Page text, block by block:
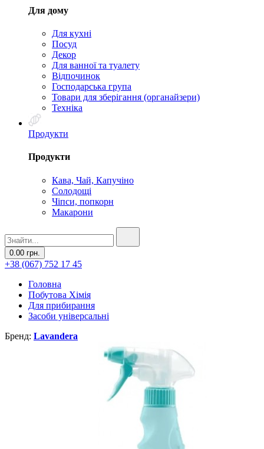
Для дому
Для кухні
Посуд
Декор
Для ванної та туалету
Відпочинок
Господарська група
Товари для зберігання (органайзери)
Техніка
Продукти
Продукти
Кава, Чай, Капучіно
Солодощі
Чіпси, попкорн
Макарони
0.00 грн.
+38 (067) 752 17 45
Головна
Побутова Хімія
Для прибирання
Засоби універсальні
Бренд: Lavandera